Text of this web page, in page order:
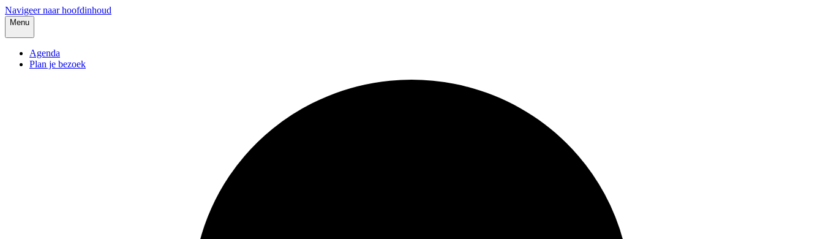
Navigeer naar hoofdinhoud
Menu
Agenda
Plan je bezoek